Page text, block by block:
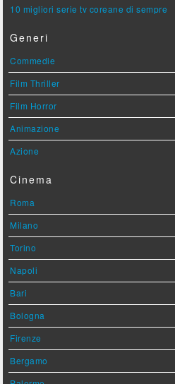
10 migliori serie tv coreane di sempre
Generi
Commedie
Film Thriller
Film Horror
Animazione
Azione
Cinema
Roma
Milano
Torino
Napoli
Bari
Bologna
Firenze
Bergamo